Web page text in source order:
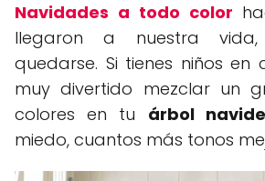
Navidades a todo color
llegaron a nuestra
quedarse. Si tienes niños en
muy divertido mezclar un
colores en tu árbol
miedo, cuantos más tonos